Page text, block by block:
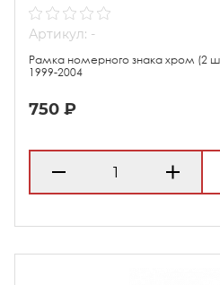
Артикул: -
Рамка номерного знака хром (2
1999-2004
750 ₽